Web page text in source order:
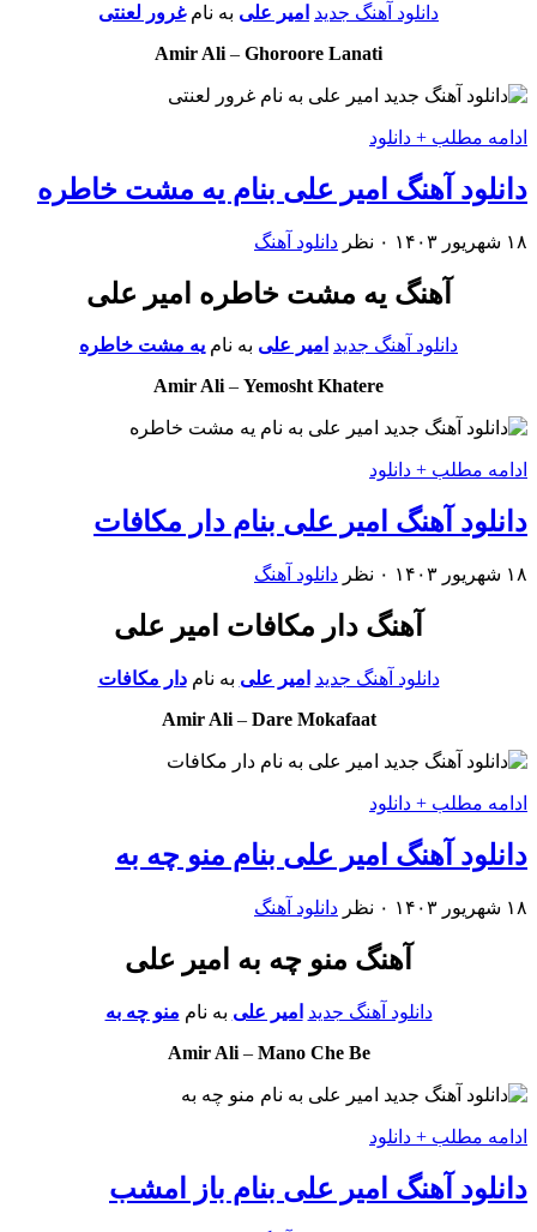
دانلود آهنگ جدید امیر علی به نامغرور لعنتی
Amir Ali – Ghoroore Lanati
ادامه مطلب + دانلود
دانلود آهنگ امیر علی بنام یه مشت خاطره
۱۸ شهریور ۱۴۰۳ ۰ نظر دانلود آهنگ
آهنگ یه مشت خاطره امیر علی
دانلود آهنگ جدید امیر علی به نام یه مشت خاطره
Amir Ali– Yemosht Khatere
ادامه مطلب + دانلود
دانلود آهنگ امیر علی بنام دار مکافات
۱۸ شهریور ۱۴۰۳ ۰ نظر دانلود آهنگ
آهنگ دار مکافات امیر علی
دانلود آهنگ جدید امیر علی به نامدار مکافات
Amir Ali– Dare Mokafaat
ادامه مطلب + دانلود
دانلود آهنگ امیر علی بنام منو چه به
۱۸ شهریور ۱۴۰۳ ۰ نظر دانلود آهنگ
آهنگ منو چه به امیر علی
دانلود آهنگ جدید امیر علی به نام منو چه به
Amir Ali– Mano Che Be
ادامه مطلب + دانلود
دانلود آهنگ امیر علی بنام باز امشب